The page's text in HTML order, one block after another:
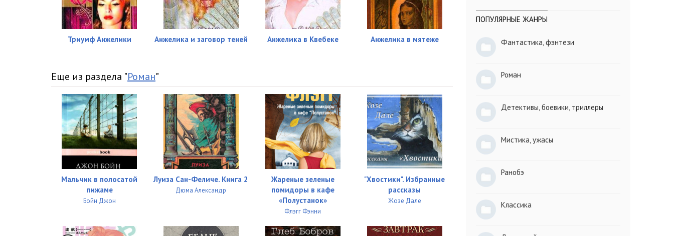
04_02_17 04:51
04_02_18
04_02_20
04_02_21 04:51
04_02_22 04:52
04_02_23 04:53
04_02_24 04:59
04_02_25
04_02_26
Триумф Анжелики Анжелика и заговор теней Анжелика в Квебеке Анжелика в мятеже
Еще из раздела "Роман"
Мальчик в полосатой
пижаме
Бойн Джон
Луиза Сан-Феличе. Книга 2
Дюма Александр
Жареные зеленые
помидоры в кафе
«Полустанок»
Флэгг Фэнни
"Хвостики". Избранные
рассказы
Жозе Дале
ПОПУЛЯРНЫЕ ЖАНРЫ
Фантастика, фэнтези
Роман
Детективы, боевики, триллеры
Мистика, ужасы
Ранобэ
Классика